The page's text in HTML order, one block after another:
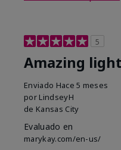
5
Amazing
Enviado Hace 5 meses
por LindseyH
de Kansas City
Evaluado en
marykay.com/en-us/